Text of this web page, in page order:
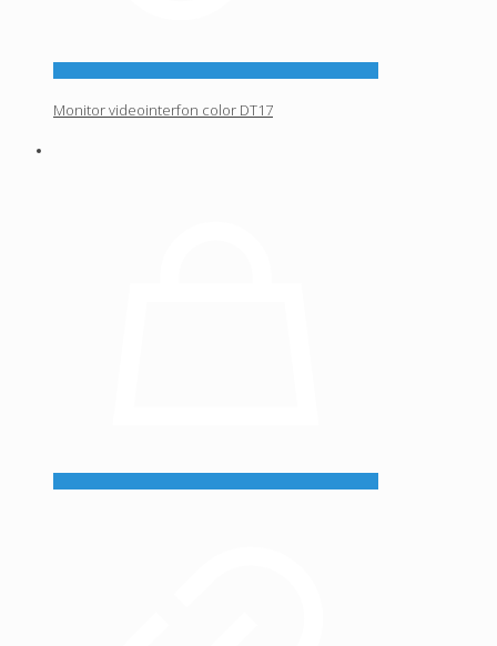
Monitor videointerfon color DT17